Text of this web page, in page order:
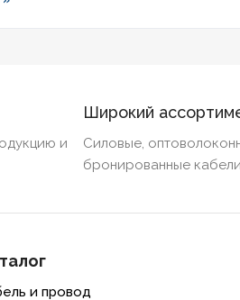
и требований к надёжности. Разберём
и
Широкий
Силовые,
бронированные
и провод